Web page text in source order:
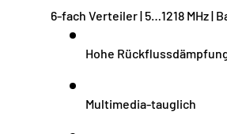
6-fach Verteiler | 5…1218 MHz |
Hohe
Multimedia-tauglich